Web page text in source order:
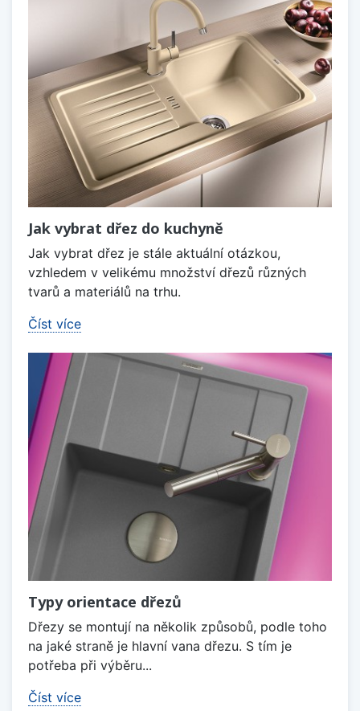
Jak vybrat dřez do kuchyně
Jak vybrat dřez je stále aktuální otázkou,
vzhledem v velikému množství dřezů různých
tvarů a materiálů na trhu.
Číst více
Typy orientace dřezů
Dřezy se montují na několik způsobů, podle toho
na jaké straně je hlavní vana dřezu. S tím je
potřeba při výběru...
Číst více